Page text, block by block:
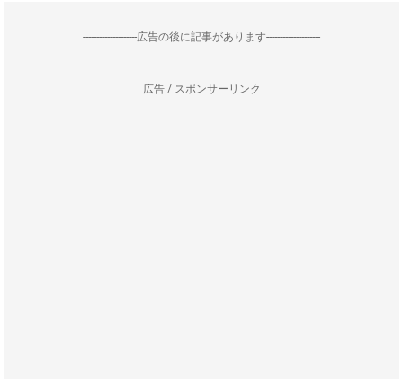
--------------------広告の後に記事があります--------------------
広告 / スポンサーリンク